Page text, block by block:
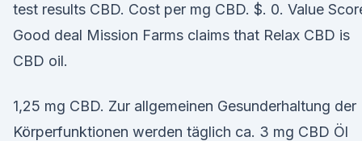
test results CBD. Cost per mg CBD. $. 0. Value
Good deal Mission Farms claims that Relax CBD is
CBD oil.
1,25 mg CBD. Zur allgemeinen Gesunderhaltung der
Körperfunktionen werden täglich ca. 3 mg CBD Öl